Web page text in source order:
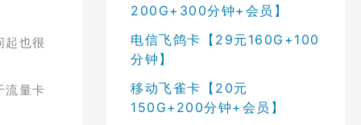
起也很
流量卡
200G+300分钟+会员】
电信飞鸽卡【29元160G+100
分钟】
移动飞雀卡【20元
150G+200分钟+会员】